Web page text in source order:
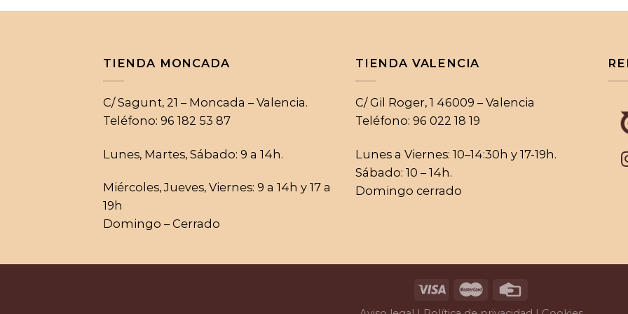
TIENDA MONCADA
C/ Sagunt, 21 – Moncada – Valencia.
Teléfono: 96 182 53 87
Lunes, Martes, Sábado: 9 a 14h.
Miércoles, Jueves, Viernes: 9 a 14h y 17 a
19h
Domingo – Cerrado
TIENDA VALENCIA
C/ Gil Roger, 1 46009 – Valencia
Teléfono: 96 022 18 19
Lunes a Viernes: 10–14:30h y 17-19h.
Sábado: 10 – 14h.
Domingo cerrado